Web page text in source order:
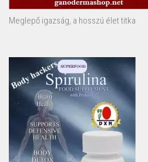
Meglepő igazság, a hosszú élet titka